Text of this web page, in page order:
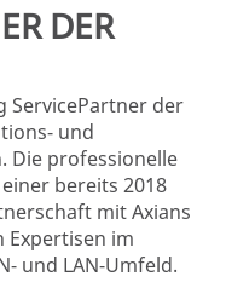
DER
ServicePartner der
und
Die professionelle
bereits 2018
mit Axians
Expertisen im
und LAN-Umfeld.